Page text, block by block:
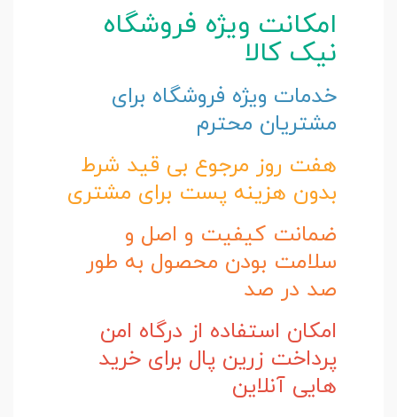
امکانت ویژه فروشگاه
نیک کالا
خدمات ویژه فروشگاه برای
مشتریان محترم
هفت روز مرجوع بی قید شرط
بدون هزینه پست برای مشتری
ضمانت کیفیت و اصل و
سلامت بودن محصول به طور
صد در صد
امکان استفاده از درگاه امن
پرداخت زرین پال برای خرید
هایی آنلاین